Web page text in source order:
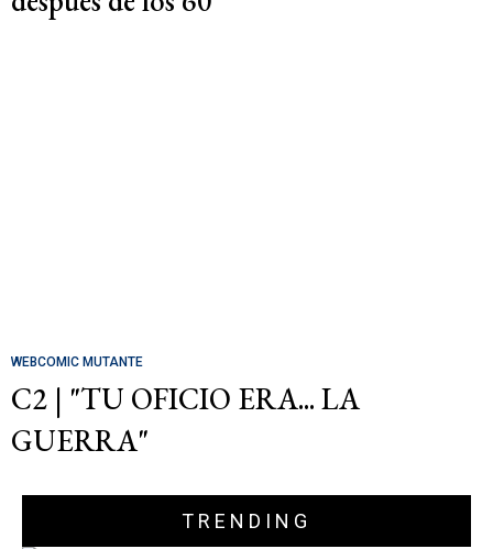
WEBCOMIC MUTANTE
C2 | "TU OFICIO ERA... LA
GUERRA"
TRENDING